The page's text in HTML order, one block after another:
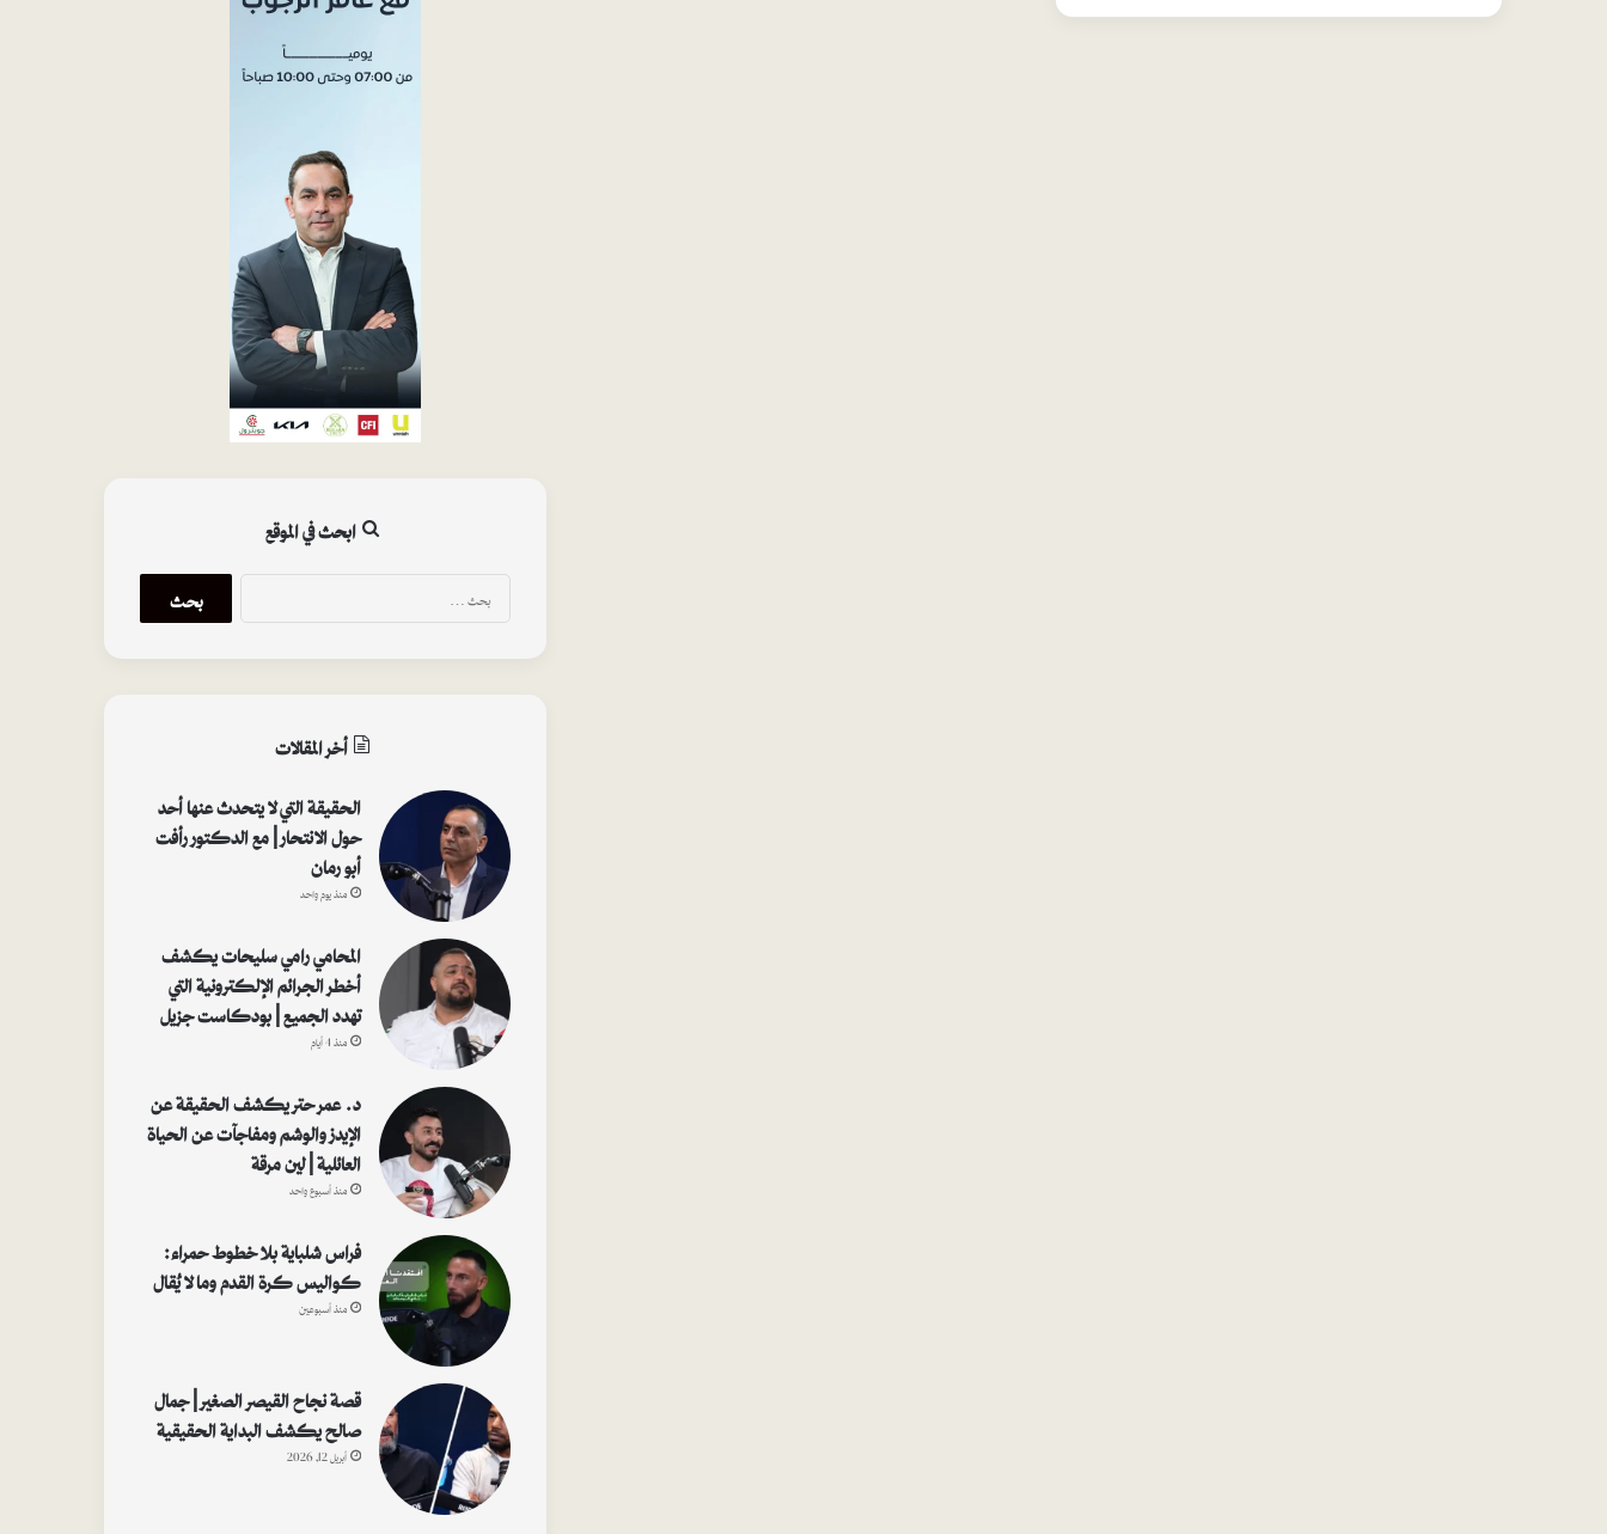
ابحث في الموقع
ح
أخر المقالات
الحقيقة التي لا يتحدث عنها أحد
حول الانتحار | مع الدكتور رأفت
أبو رمان
منذ يوم واحد
المحامي رامي سليحات يكشف
أخطر الجرائم الإلكترونية التي
تهدد الجميع | بودكاست جزيل
منذ 4 أيام
د. عمر حتر يكشف الحقيقة عن
الإيدز والوشم ومفاجآت عن الحياة
العائلية | لين مرقة
منذ أسبوع واحد
فراس شلباية بلا خطوط حمراء:
كواليس كرة القدم وما لا يُقال
منذ أسبوعين
قصة نجاح القيصر الصغير | جمال
صالح يكشف البداية الحقيقية
أبريل 12, 2026